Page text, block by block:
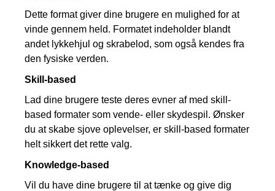
Dette format giver dine brugere en mulighed for at
vinde gennem held. Formatet indeholder blandt
andet lykkehjul og skrabelod, som også kendes fra
den fysiske verden.
Skill-based
Lad dine brugere teste deres evner af med skill-
based formater som vende- eller skydespil. Ønsker
du at skabe sjove oplevelser, er skill-based formater
helt sikkert det rette valg.
Knowledge-based
Vil du have dine brugere til at tænke og give dig